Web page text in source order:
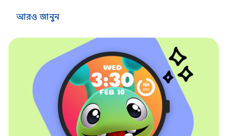
আরও জানুন